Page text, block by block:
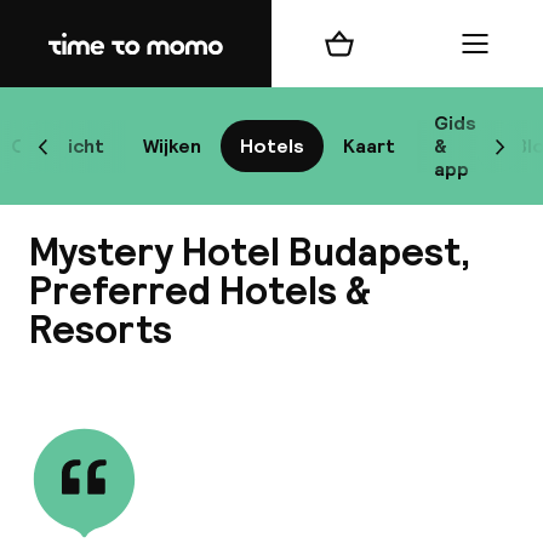
Home
Overzicht Wijken Hotels Kaart
Gids
&
app
Scroll naar links
Winkelmand Menu
Mystery Hotel Budapest,
Preferred Hotels &
Resorts